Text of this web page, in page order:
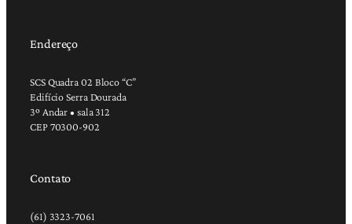
Endereço
SCS Quadra 02 Bloco “C”
Edifício Serra Dourada
3º Andar • sala 312
CEP 70300-902
Contato
(61) 3323-7061